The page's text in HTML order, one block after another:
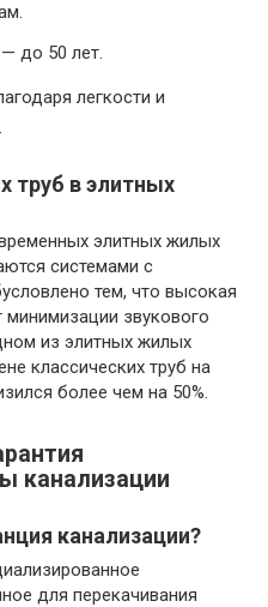
до 50 лет.
легкости и
труб в элитных
элитных жилых
системами с
тем, что высокая
минимизации звукового
из элитных жилых
классических труб на
более чем на 50%.
канализации
канализации?
для перекачивания